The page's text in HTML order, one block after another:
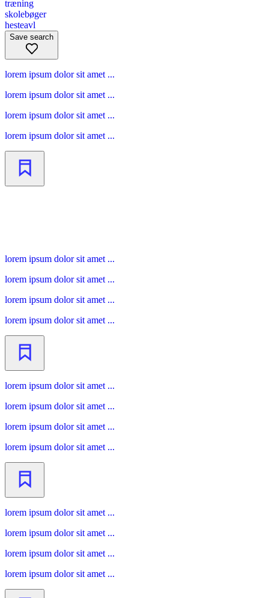
træning
skolebøger
hesteavl
Save search
lorem ipsum dolor sit amet ...
lorem ipsum dolor sit amet ...
lorem ipsum dolor sit amet ...
lorem ipsum dolor sit amet ...
lorem ipsum dolor sit amet ...
lorem ipsum dolor sit amet ...
lorem ipsum dolor sit amet ...
lorem ipsum dolor sit amet ...
lorem ipsum dolor sit amet ...
lorem ipsum dolor sit amet ...
lorem ipsum dolor sit amet ...
lorem ipsum dolor sit amet ...
lorem ipsum dolor sit amet ...
lorem ipsum dolor sit amet ...
lorem ipsum dolor sit amet ...
lorem ipsum dolor sit amet ...